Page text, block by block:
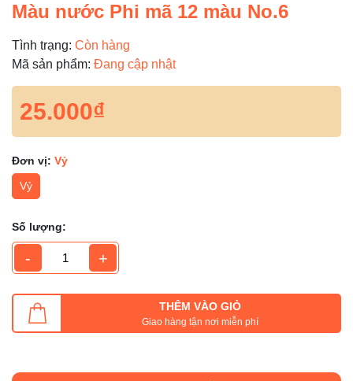
Màu nước Phi mã 12 màu No.6
Tình trạng: Còn hàng
Mã sản phẩm: Đang cập nhật
25.000₫
Đơn vị: Vỷ
Vỷ
Số lượng:
- +
THÊM VÀO GIỎ
Giao hàng tận nơi miễn phí